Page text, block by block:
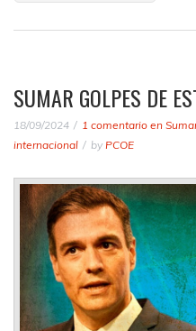
SUMAR GOLPES DE
18/09/2024 1 comentario en
internacional
by PCOE